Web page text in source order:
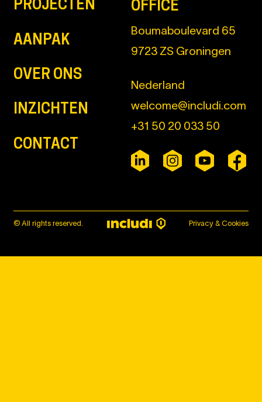
PROJECTEN
AANPAK
OVER ONS
INZICHTEN
CONTACT
OFFICE
Boumaboulevard 65
9723 ZS Groningen
Nederland
welcome@includi.com
+31 50 20 033 50
© All rights reserved. Privacy & Cookies